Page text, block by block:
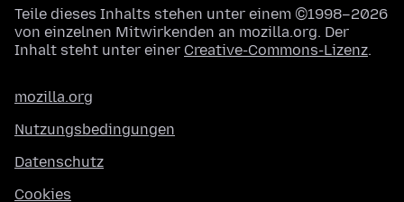
Teile dieses Inhalts stehen unter einem ©1998–2026
von einzelnen Mitwirkenden an mozilla.org. Der
Inhalt steht unter einer Creative-Commons-Lizenz.
mozilla.org
Nutzungsbedingungen
Datenschutz
Cookies